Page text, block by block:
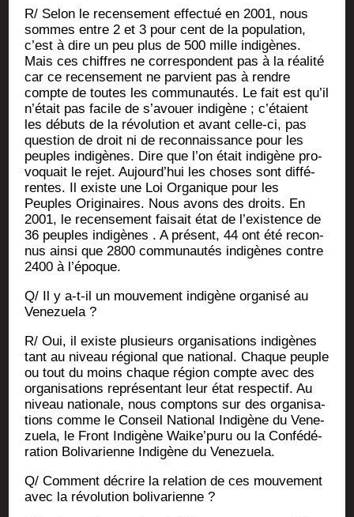
R/ Selon le recen­se­ment effec­tué en 2001, nous
sommes entre 2 et 3 pour cent de la popu­la­tion,
c’est à dire un peu plus de 500 mille indi­gènes.
Mais ces chiffres ne cor­res­pondent pas à la réa­li­té
car ce recen­se­ment ne par­vient pas à rendre
compte de toutes les com­mu­nau­tés. Le fait est qu’il
n’était pas facile de s’avouer indi­gène ; c’étaient
les débuts de la révo­lu­tion et avant celle-ci, pas
ques­tion de droit ni de recon­nais­sance pour les
peuples indi­gènes. Dire que l’on était indi­gène pro­
vo­quait le rejet. Aujourd’hui les choses sont dif­fé­
rentes. Il existe une Loi Orga­nique pour les
Peuples Ori­gi­naires. Nous avons des droits. En
2001, le recen­se­ment fai­sait état de l’existence de
36 peuples indi­gènes . A pré­sent, 44 ont été recon­
nus ain­si que 2800 com­mu­nau­tés indi­gènes contre
2400 à l’époque.
Q/ Il y a‑t-il un mou­ve­ment indi­gène orga­ni­sé au
Venezuela ?
R/ Oui, il existe plu­sieurs orga­ni­sa­tions indi­gènes
tant au niveau régio­nal que natio­nal. Chaque peuple
ou tout du moins chaque région compte avec des
orga­ni­sa­tions repré­sen­tant leur état res­pec­tif. Au
niveau natio­nale, nous comp­tons sur des orga­ni­sa­
tions comme le Conseil Natio­nal Indi­gène du Vene­
zue­la, le Front Indi­gène Waike’puru ou la Confé­dé­
ra­tion Boli­va­rienne Indi­gène du Venezuela.
Q/ Com­ment décrire la rela­tion de ces mou­ve­ment
avec la révo­lu­tion bolivarienne ?